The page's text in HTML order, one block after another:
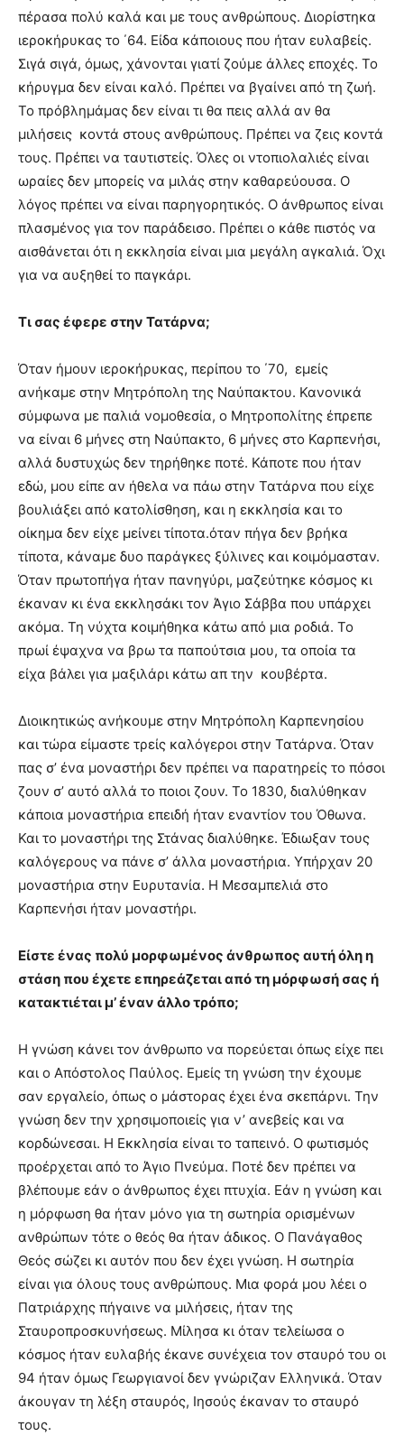
πέρασα πολύ καλά και με τους ανθρώπους. Διορίστηκα
ιεροκήρυκας το ΄64. Είδα κάποιους που ήταν ευλαβείς.
Σιγά σιγά, όμως, χάνονται γιατί ζούμε άλλες εποχές. Το
κήρυγμα δεν είναι καλό. Πρέπει να βγαίνει από τη ζωή.
Το πρόβλημάμας δεν είναι τι θα πεις αλλά αν θα
μιλήσεις κοντά στους ανθρώπους. Πρέπει να ζεις κοντά
τους. Πρέπει να ταυτιστείς. Όλες οι ντοπιολαλιές είναι
ωραίες δεν μπορείς να μιλάς στην καθαρεύουσα. Ο
λόγος πρέπει να είναι παρηγορητικός. Ο άνθρωπος είναι
πλασμένος για τον παράδεισο. Πρέπει ο κάθε πιστός να
αισθάνεται ότι η εκκλησία είναι μια μεγάλη αγκαλιά. Όχι
για να αυξηθεί το παγκάρι.
Τι σας έφερε στην Τατάρνα;
Όταν ήμουν ιεροκήρυκας, περίπου το ΄70, εμείς
ανήκαμε στην Μητρόπολη της Ναύπακτου. Κανονικά
σύμφωνα με παλιά νομοθεσία, ο Μητροπολίτης έπρεπε
να είναι 6 μήνες στη Ναύπακτο, 6 μήνες στο Καρπενήσι,
αλλά δυστυχώς δεν τηρήθηκε ποτέ. Κάποτε που ήταν
εδώ, μου είπε αν ήθελα να πάω στην Τατάρνα που είχε
βουλιάξει από κατολίσθηση, και η εκκλησία και το
οίκημα δεν είχε μείνει τίποτα.όταν πήγα δεν βρήκα
τίποτα, κάναμε δυο παράγκες ξύλινες και κοιμόμασταν.
Όταν πρωτοπήγα ήταν πανηγύρι, μαζεύτηκε κόσμος κι
έκαναν κι ένα εκκλησάκι τον Άγιο Σάββα που υπάρχει
ακόμα. Τη νύχτα κοιμήθηκα κάτω από μια ροδιά. Το
πρωί έψαχνα να βρω τα παπούτσια μου, τα οποία τα
είχα βάλει για μαξιλάρι κάτω απ την κουβέρτα.
Διοικητικώς ανήκουμε στην Μητρόπολη Καρπενησίου
και τώρα είμαστε τρείς καλόγεροι στην Τατάρνα. Όταν
πας σ’ ένα μοναστήρι δεν πρέπει να παρατηρείς το πόσοι
ζουν σ’ αυτό αλλά το ποιοι ζουν. Το 1830, διαλύθηκαν
κάποια μοναστήρια επειδή ήταν εναντίον του Όθωνα.
Και το μοναστήρι της Στάνας διαλύθηκε. Έδιωξαν τους
καλόγερους να πάνε σ’ άλλα μοναστήρια. Υπήρχαν 20
μοναστήρια στην Ευρυτανία. Η Μεσαμπελιά στο
Καρπενήσι ήταν μοναστήρι.
Είστε ένας πολύ μορφωμένος άνθρωπος αυτή όλη η
στάση που έχετε επηρεάζεται από τη μόρφωσή σας ή
κατακτιέται μ’ έναν άλλο τρόπο;
Η γνώση κάνει τον άνθρωπο να πορεύεται όπως είχε πει
και ο Απόστολος Παύλος. Εμείς τη γνώση την έχουμε
σαν εργαλείο, όπως ο μάστορας έχει ένα σκεπάρνι. Την
γνώση δεν την χρησιμοποιείς για ν’ ανεβείς και να
κορδώνεσαι. Η Εκκλησία είναι το ταπεινό. Ο φωτισμός
προέρχεται από το Άγιο Πνεύμα. Ποτέ δεν πρέπει να
βλέπουμε εάν ο άνθρωπος έχει πτυχία. Εάν η γνώση και
η μόρφωση θα ήταν μόνο για τη σωτηρία ορισμένων
ανθρώπων τότε ο θεός θα ήταν άδικος. Ο Πανάγαθος
Θεός σώζει κι αυτόν που δεν έχει γνώση. Η σωτηρία
είναι για όλους τους ανθρώπους. Μια φορά μου λέει ο
Πατριάρχης πήγαινε να μιλήσεις, ήταν της
Σταυροπροσκυνήσεως. Μίλησα κι όταν τελείωσα ο
κόσμος ήταν ευλαβής έκανε συνέχεια τον σταυρό του οι
94 ήταν όμως Γεωργιανοί δεν γνώριζαν Ελληνικά. Όταν
άκουγαν τη λέξη σταυρός, Ιησούς έκαναν το σταυρό
τους.